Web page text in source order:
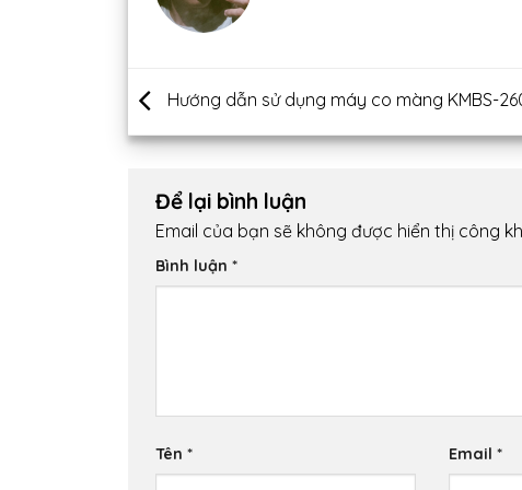
Hướng dẫn sử dụng máy co màng KMBS-
Để lại bình luận
Email của bạn sẽ không được hiển thị công
Bình luận *
Tên * Email*